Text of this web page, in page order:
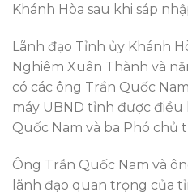
Khánh Hòa sau khi sáp
Lãnh đạo Tỉnh ủy Khánh
Nghiêm Xuân Thành và
có các ông Trần Quốc
máy UBND tỉnh được
Quốc Nam và ba Phó chủ
Ông Trần Quốc Nam và
lãnh đạo quan trọng của